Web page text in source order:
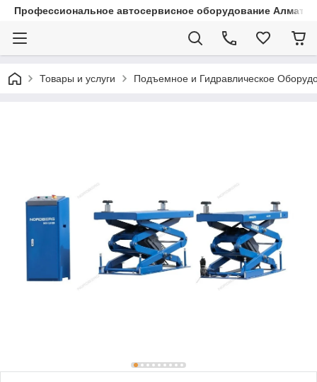
Профессиональное автосервисное оборудование Алматы
Товары и услуги Подъемное и Гидравлическое